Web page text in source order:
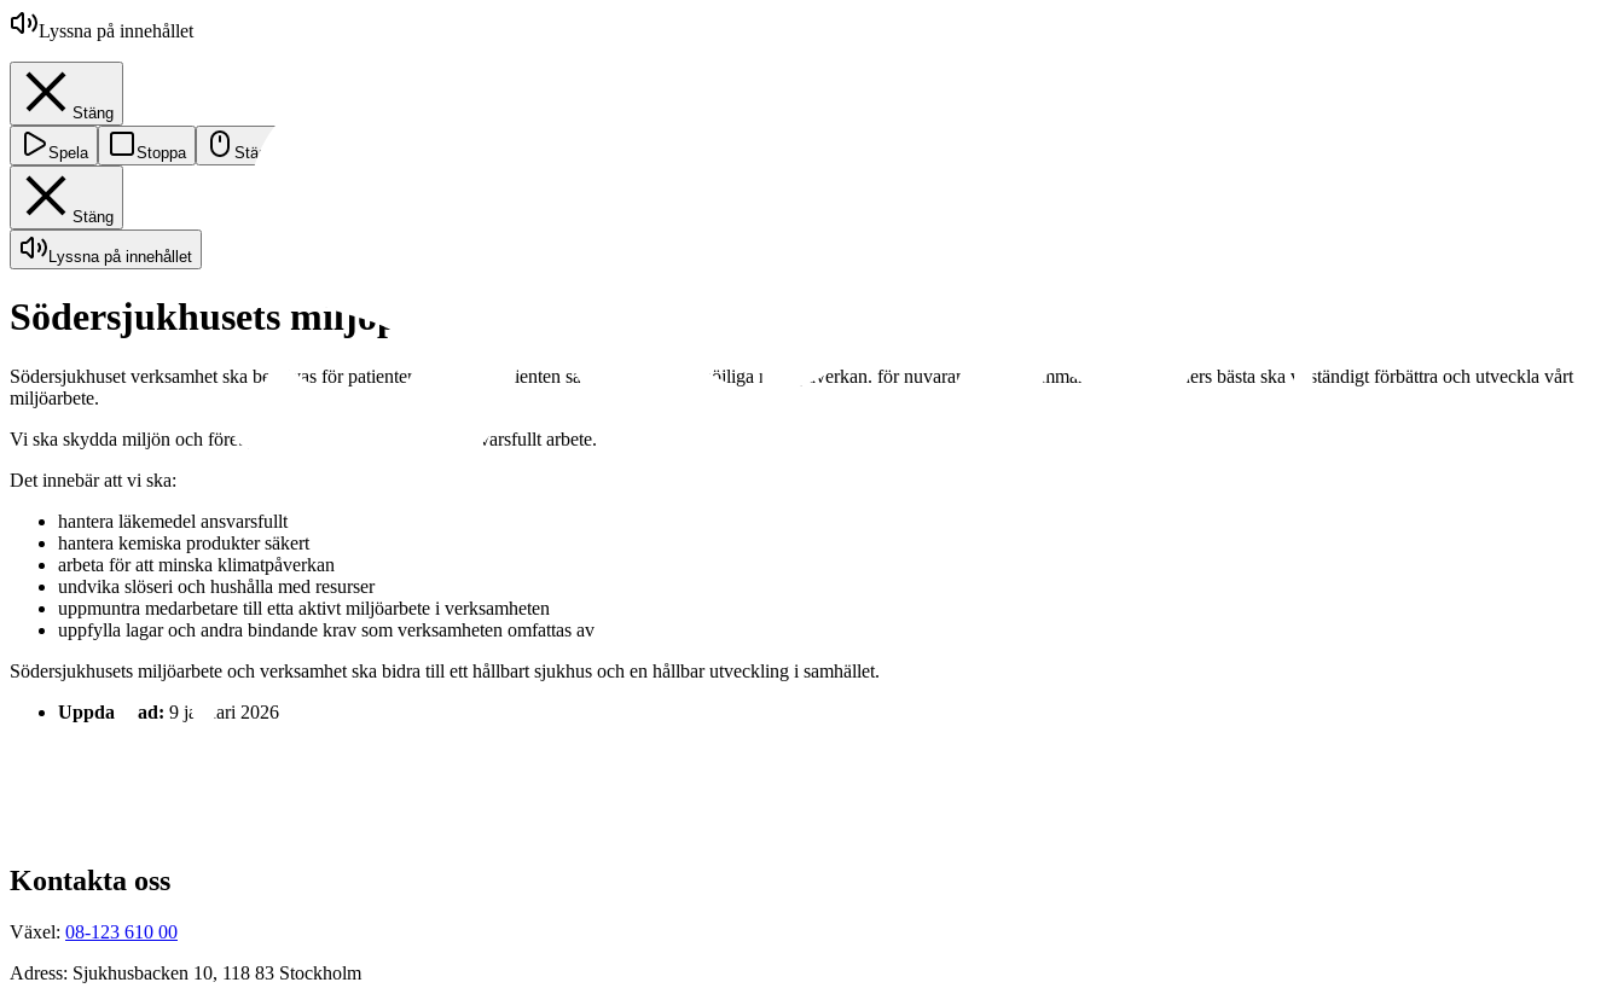
Lyssna på innehållet
Stäng
Spela Stoppa Stäng av skrollning
Stäng
Lyssna på innehållet
Södersjukhusets miljöpolicy
Södersjukhuset verksamhet ska bedrivas för patienten och med patienten samt med minsta möjliga miljöpåverkan. för nuvarande och kommande generationers bästa ska vi ständigt förbättra och utveckla vårt
miljöarbete.
Vi ska skydda miljön och förebygga förorening genom ett ansvarsfullt arbete.
Det innebär att vi ska:
hantera läkemedel ansvarsfullt
hantera kemiska produkter säkert
arbeta för att minska klimatpåverkan
undvika slöseri och hushålla med resurser
uppmuntra medarbetare till etta aktivt miljöarbete i verksamheten
uppfylla lagar och andra bindande krav som verksamheten omfattas av
Södersjukhusets miljöarbete och verksamhet ska bidra till ett hållbart sjukhus och en hållbar utveckling i samhället.
Uppdaterad: 9 januari 2026
Kontakta oss
Växel: 08-123 610 00
Adress: Sjukhusbacken 10, 118 83 Stockholm